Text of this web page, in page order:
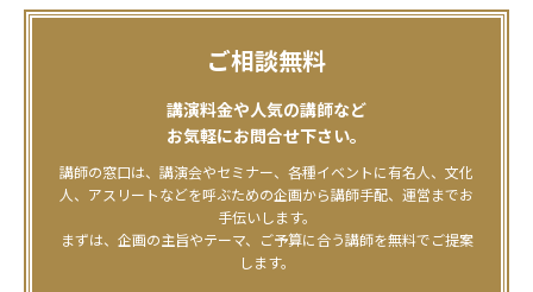
ご相談無料
講演料金や人気の講師など
お気軽にお問合せ下さい。
講師の窓口は、講演会やセミナー、各種イベントに有名人、文化
人、アスリートなどを呼ぶための企画から講師手配、運営までお
手伝いします。
まずは、企画の主旨やテーマ、ご予算に合う講師を無料でご提案
します。